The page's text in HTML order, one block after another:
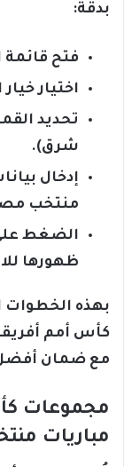
بدقة:
فتح قائمة
اختيار
شرق).
إدخال
منتخب مصر
الضغط على
ظهورها
بهذه الخطوات
مع ضمان
مباريات